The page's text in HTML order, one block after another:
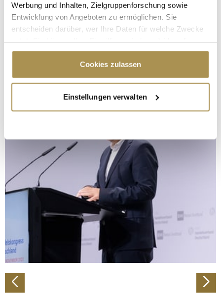
Werbung und Inhalten, Zielgruppenforschung sowie
Entwicklung von Angeboten zu ermöglichen. Sie
entscheiden darüber, wer Ihre Daten für welche Zwecke
Cookie-Erklärung oder durch Klicken auf das Privacy
Trigger Symbol ändern oder widerrufen
Informationen über Ihre geografische Lage
erfassen, welche bis auf einige Meter genau sein
bestimmten Merkmalen (Fingerprinting) identifizieren
Erfahren Sie mehr darüber, wie Ihre persönlichen Daten
verarbeitet werden, und legen Sie Ihre Präferenzen im
Abschnitt Einzelheitenfest.
Wir verwenden Cookies, um Inhalte und Anzeigen zu
personalisieren, Funktionen für soziale Medien anbieten
zu können und die Zugriffe auf unsere Website zu
analysieren. Außerdem geben wir Informationen zu Ihrer
Verwendung unserer Website an unsere Partner für
Partner führen diese Informationen möglicherweise mit
weiteren Daten zusammen, die Sie ihnen bereitgestellt
Cookies zulassen
Einstellungen verwalten